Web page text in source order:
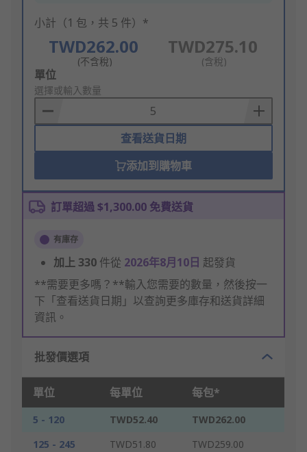
小計（1 包，共 5 件）*
TWD262.00
(不含稅)
TWD275.10
(含稅)
Add
to
Basket
單位
選擇或輸入數量
查看送貨日期
添加到購物車
訂單超過 $1,300.00 免費送貨
有庫存
加上330 件從 2026年8月10日 起發貨
**需要更多嗎？**輸入您需要的數量，然後按一
下「查看送貨日期」以查詢更多庫存和送貨詳細
資訊。
批發價選項
單位 每單位 每包*
5 - 120 TWD52.40
TWD262.00
125 - 245
TWD51.80
TWD259.00